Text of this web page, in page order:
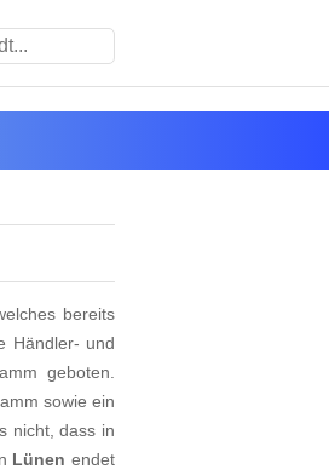
bereits
Händler- und
geboten.
sowie ein
nicht, dass in
Lünen endet